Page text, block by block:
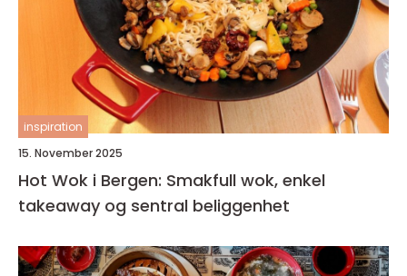
inspiration
15. November 2025
Hot Wok i Bergen: Smakfull wok, enkel
takeaway og sentral beliggenhet